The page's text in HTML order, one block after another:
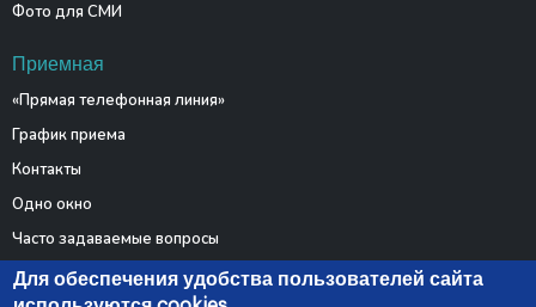
Фото для СМИ
Приемная
«Прямая телефонная линия»
График приема
Контакты
Одно окно
Часто задаваемые вопросы
Электронные обращения
Для обеспечения удобства пользователей сайта